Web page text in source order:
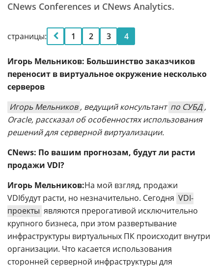
CNews Conferences и CNews Analytics.
страницы: 1 2 3 4
Игорь Мельников: Большинство заказчиков
переносит в виртуальное окружение несколько
серверов
Игорь Мельников , ведущий консультант по СУБД ,
Oracle, рассказал об особенностях использования
решений для серверной виртуализации.
CNews: По вашим прогнозам, будут ли расти
продажи VDI?
Игорь Мельников:На мой взгляд, продажи
VDIбудут расти, но незначительно. Сегодня VDI-
проекты являются прерогативой исключительно
крупного бизнеса, при этом развертывание
инфраструктуры виртуальных ПК происходит внутри
организации. Что касается использования
сторонней серверной инфраструктуры для